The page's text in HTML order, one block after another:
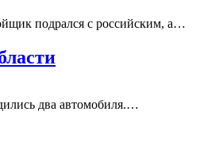
подрался с российским, а…
два автомобиля.…